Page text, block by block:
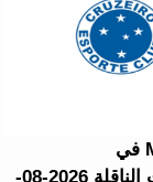
موعد مباراة Cruzeiro EC ضد Mirassol FC في
Campeonato Brasileiro Série A والقنوات الناقلة 2026-08-